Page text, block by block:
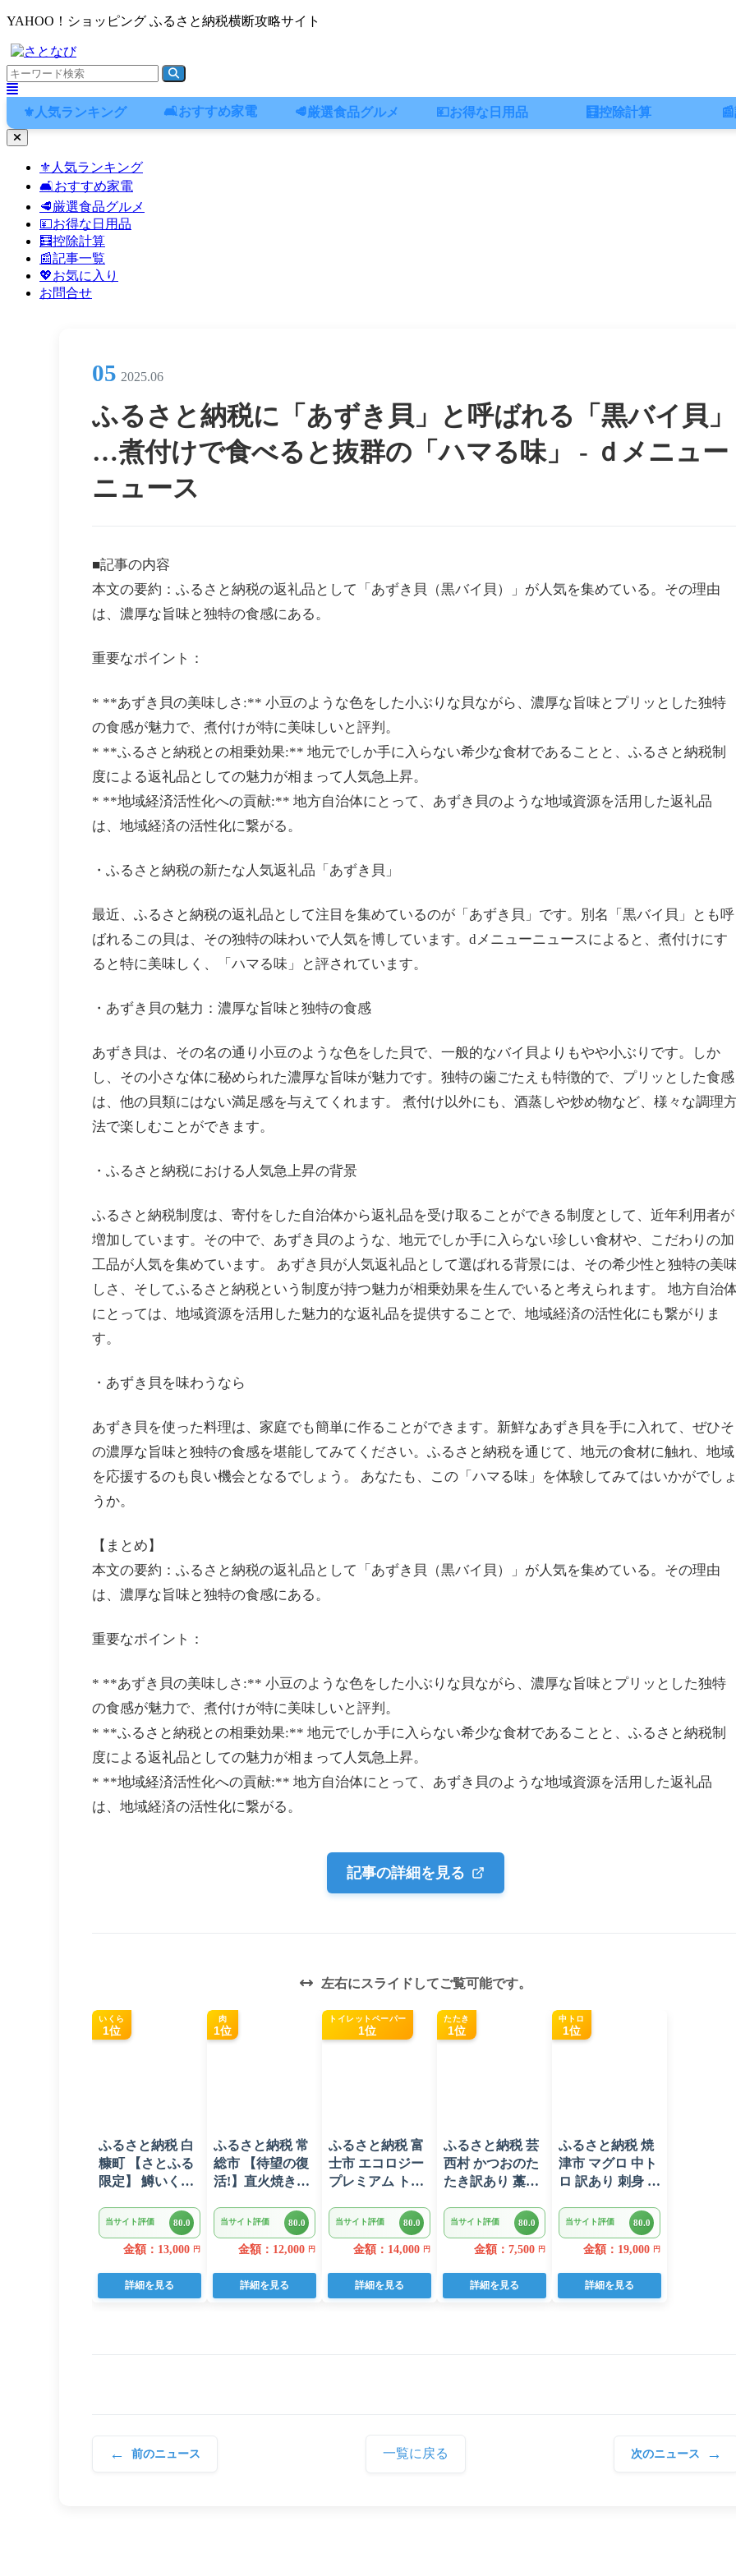
YAHOO！ショッピング ふるさと納税横断攻略サイト
⚜️人気ランキング 🛋️おすすめ家電 🥩厳選食品グルメ 💴お得な日用品 🧮控除計算
ナ
⚜️人気ランキング
🛋️おすすめ家電
🥩厳選食品グルメ
💴お得な日用品
🧮控除計算
📰記事一覧
💖お気に入り
お問合せ
05 2025.06
ふるさと納税に「あずき貝」と呼ばれる「黒バイ貝」
…煮付けで食べると抜群の「ハマる味」 - ｄメニュー
ニュース
■記事の内容
本文の要約：ふるさと納税の返礼品として「あずき貝（黒バイ貝）」が人気を集めている。その理由
は、濃厚な旨味と独特の食感にある。
重要なポイント：
* **あずき貝の美味しさ:** 小豆のような色をした小ぶりな貝ながら、濃厚な旨味とプリッとした独特
の食感が魅力で、煮付けが特に美味しいと評判。
* **ふるさと納税との相乗効果:** 地元でしか手に入らない希少な食材であることと、ふるさと納税制
度による返礼品としての魅力が相まって人気急上昇。
* **地域経済活性化への貢献:** 地方自治体にとって、あずき貝のような地域資源を活用した返礼品
は、地域経済の活性化に繋がる。
・ふるさと納税の新たな人気返礼品「あずき貝」
最近、ふるさと納税の返礼品として注目を集めているのが「あずき貝」です。別名「黒バイ貝」とも呼
ばれるこの貝は、その独特の味わいで人気を博しています。dメニューニュースによると、煮付けにす
ると特に美味しく、「ハマる味」と評されています。
・あずき貝の魅力：濃厚な旨味と独特の食感
あずき貝は、その名の通り小豆のような色をした貝で、一般的なバイ貝よりもやや小ぶりです。しか
し、その小さな体に秘められた濃厚な旨味が魅力です。独特の歯ごたえも特徴的で、プリッとした食感
は、他の貝類にはない満足感を与えてくれます。 煮付け以外にも、酒蒸しや炒め物など、様々な調理
法で楽しむことができます。
・ふるさと納税における人気急上昇の背景
ふるさと納税制度は、寄付をした自治体から返礼品を受け取ることができる制度として、近年利用者が
増加しています。その中で、あずき貝のような、地元でしか手に入らない珍しい食材や、こだわりの加
工品が人気を集めています。 あずき貝が人気返礼品として選ばれる背景には、その希少性と独特の美
しさ、そしてふるさと納税という制度が持つ魅力が相乗効果を生んでいると考えられます。 地方自治
にとっては、地域資源を活用した魅力的な返礼品を提供することで、地域経済の活性化にも繋がりま
す。
・あずき貝を味わうなら
あずき貝を使った料理は、家庭でも簡単に作ることができます。新鮮なあずき貝を手に入れて、ぜひそ
の濃厚な旨味と独特の食感を堪能してみてください。ふるさと納税を通じて、地元の食材に触れ、地域
を応援するのも良い機会となるでしょう。 あなたも、この「ハマる味」を体験してみてはいかがでし
うか。
【まとめ】
本文の要約：ふるさと納税の返礼品として「あずき貝（黒バイ貝）」が人気を集めている。その理由
は、濃厚な旨味と独特の食感にある。
重要なポイント：
* **あずき貝の美味しさ:** 小豆のような色をした小ぶりな貝ながら、濃厚な旨味とプリッとした独特
の食感が魅力で、煮付けが特に美味しいと評判。
* **ふるさと納税との相乗効果:** 地元でしか手に入らない希少な食材であることと、ふるさと納税制
度による返礼品としての魅力が相まって人気急上昇。
* **地域経済活性化への貢献:** 地方自治体にとって、あずき貝のような地域資源を活用した返礼品
は、地域経済の活性化に繋がる。
記事の詳細を見る
左右にスライドしてご覧可能です。
いくら
1位
ふるさと納税 白
糠町 【さとふる
限定】 鱒いくら
400g(200g×2) 小
分けパック
当サイト評価 80.0
金額：13,000 円
詳細を見る
肉
1位
ふるさと納税 常
総市 【待望の復
活!】直火焼きハ
ラスソース 3kg
22個入り
当サイト評価 80.0
金額：12,000 円
詳細を見る
トイレットペーパー
1位
ふるさと納税 富
士市 エコロジー
プレミアム トイ
ダブル 96ロール
日用品 人気
当サイト評価 80.0
金額：14,000 円
詳細を見る
たたき
1位
ふるさと納税 芸
西村 かつおのた
たき訳あり 藁焼
キ【KYF027】
当サイト評価 80.0
金額：7,500 円
詳細を見る
中トロ
1位
ふるさと納税 焼
津市 マグロ 中ト
ロ 訳あり 刺身 ミ
ロ 切り落とし 約
700g(a18-110)
当サイト評価 80.0
金額：19,000 円
詳細を見る
← 前のニュース 一覧に戻る 次のニュース →